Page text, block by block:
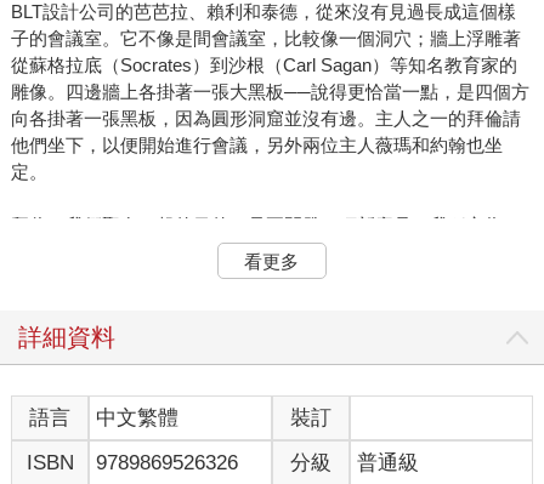
BLT設計公司的芭芭拉、賴利和泰德，從來沒有見過長成這個樣
子的會議室。它不像是間會議室，比較像一個洞穴；牆上浮雕著
從蘇格拉底（Socrates）到沙根（Carl Sagan）等知名教育家的
雕像。四邊牆上各掛著一張大黑板──說得更恰當一點，是四個方
向各掛著一張黑板，因為圓形洞窟並沒有邊。主人之一的拜倫請
他們坐下，以便開始進行會議，另外兩位主人薇瑪和約翰也坐
定。
拜倫：我們聚在一起的目的，是要開發一項新產品，我稱之為
「超級粉筆」。約翰將以使用者的觀點協助我們，他在綜合中學
教幾何學和籃球。薇瑪擔負了雙重角色──她是州立大學的材料學
約翰：這個，我不知道。但我認為這樣做對幾何學的教學有點幫
助。
看更多
詳細資料
語言 中文繁體
裝訂
ISBN
9789869526326 分級 普通級